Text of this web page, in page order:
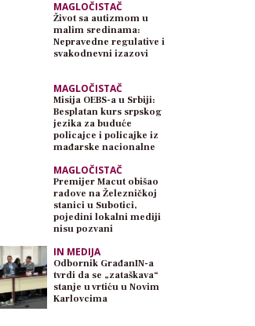
MAGLOČISTAČ
Život sa autizmom u
malim sredinama:
Nepravedne regulative i
svakodnevni izazovi
MAGLOČISTAČ
Misija OEBS-a u Srbiji:
Besplatan kurs srpskog
jezika za buduće
policajce i policajke iz
mađarske nacionalne
MAGLOČISTAČ
Premijer Macut obišao
radove na Železničkoj
stanici u Subotici,
pojedini lokalni mediji
nisu pozvani
IN MEDIJA
Odbornik GrađanIN-a
tvrdi da se „zataškava“
stanje u vrtiću u Novim
Karlovcima